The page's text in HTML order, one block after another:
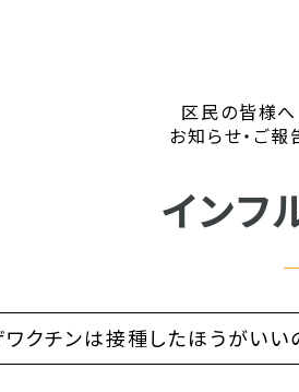
区民の皆様へ
お知らせ・ご報
インフ
クチンは接種したほうがいい